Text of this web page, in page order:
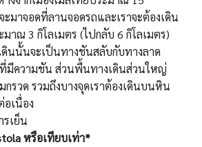
ะมาจอดที่ลานจอดรถและเราจะต้องเดิน
มาณ 3 กิโลเมตร (ไปกลับ 6 กิโลเมตร)
ดินนั้นจะเป็นทางชันสลับกับทางลาด
ที่มีความชัน ส่วนพื้นทางเดินส่วนใหญ่
รวด รวมถึงบางจุดเราต้องเดินบนหิน
เนื่อง
เย็น
หรือเทียบเท่า*